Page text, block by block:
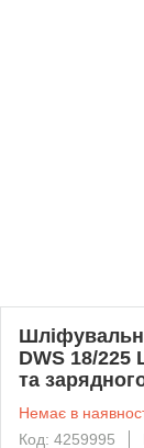
DWS 18/225
та
Немає в
Код: 4259995